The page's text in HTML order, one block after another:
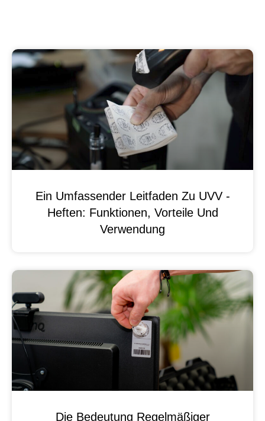
Ein Umfassender Leitfaden Zu UVV -
Heften: Funktionen, Vorteile Und
Verwendung
Die Bedeutung Regelmäßiger